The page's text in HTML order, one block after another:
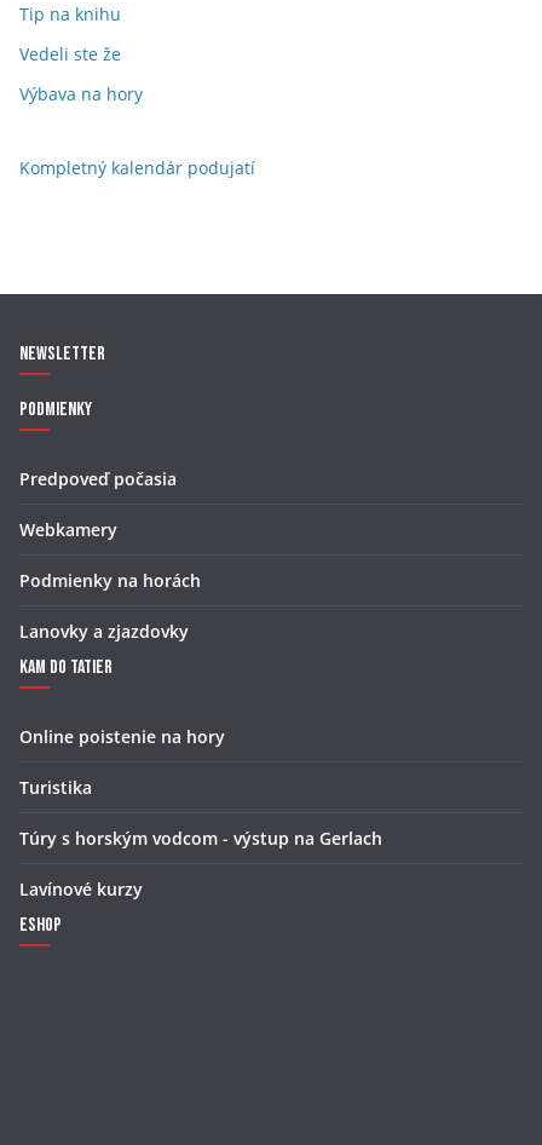
Tip na knihu
Vedeli ste že
Výbava na hory
Kompletný kalendár podujatí
Newsletter
Podmienky
Predpoveď počasia
Webkamery
Podmienky na horách
Lanovky a zjazdovky
Kam do Tatier
Online poistenie na hory
Turistika
Túry s horským vodcom - výstup na Gerlach
Lavínové kurzy
Eshop